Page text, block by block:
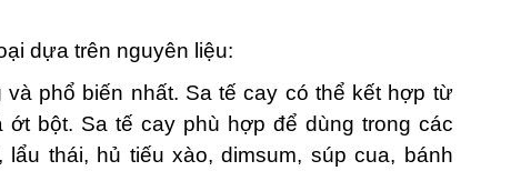
dựa trên nguyên liệu:
phổ biến nhất. Sa tế cay có thể kết hợp từ
bột. Sa tế cay phù hợp để dùng trong các
thái, hủ tiếu xào, dimsum, súp cua, bánh